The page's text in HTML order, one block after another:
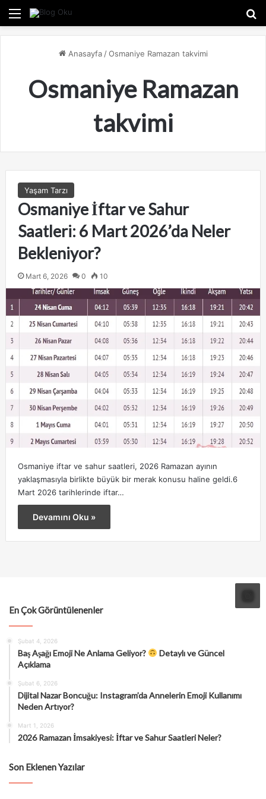
Menü
Anasayfa / Osmaniye Ramazan takvimi
Osmaniye Ramazan
takvimi
Yaşam Tarzı
Osmaniye İftar ve Sahur
Saatleri: 6 Mart 2026’da Neler
Bekleniyor?
Mart 6, 2026 0 10
Osmaniye iftar ve sahur saatleri, 2026 Ramazan ayının
yaklaşmasıyla birlikte büyük bir merak konusu haline geldi.6
Mart 2026 tarihlerinde iftar…
Devamını Oku »
En Çok Görüntülenenler
Şubat 4, 2026
Baş Aşağı Emoji Ne Anlama Geliyor?
Detaylı ve Güncel
Açıklama
Şubat 6, 2026
Dijital Nazar Boncuğu: Instagram’da Annelerin Emoji Kullanımı
Neden Artıyor?
Mart 1, 2026
2026 Ramazan İmsakiyesi: İftar ve Sahur Saatleri Neler?
Son Eklenen Yazılar